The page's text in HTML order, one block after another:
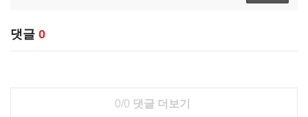
댓글 0
0/0 댓글 더보기